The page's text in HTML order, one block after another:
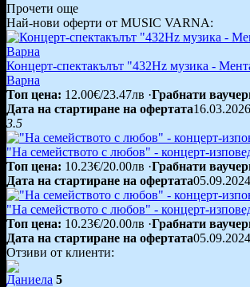
Прочети още
Най-нови оферти от MUSIC VARNA:
Концерт-спектакълът "432Hz музика -
Варна
Топ цена: 12.00€/23.47лв ·Грабнати
Дата на стартиране на офертата
3.5
"На семейството с любов" - концерт-
Топ цена: 10.23€/20.00лв ·Грабнати
Дата на стартиране на офертата
"На семейството с любов" - концерт-
Топ цена: 10.23€/20.00лв ·Грабнати
Дата на стартиране на офертата
Отзиви от клиенти:
Даниела 5